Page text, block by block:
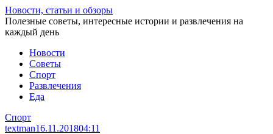
Перейти
к
статье
Новости, статьи и обзоры
Полезные советы, интересные истории и развлечения на
каждый день
Новости
Советы
Спорт
Развлечения
Еда
Спорт
textman16.11.201804:11